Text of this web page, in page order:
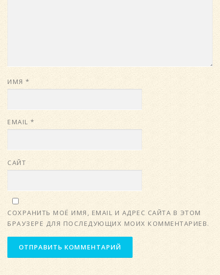
ИМЯ *
EMAIL *
САЙТ
СОХРАНИТЬ МОЁ ИМЯ, EMAIL И АДРЕС САЙТА В ЭТОМ
БРАУЗЕРЕ ДЛЯ ПОСЛЕДУЮЩИХ МОИХ КОММЕНТАРИЕВ.